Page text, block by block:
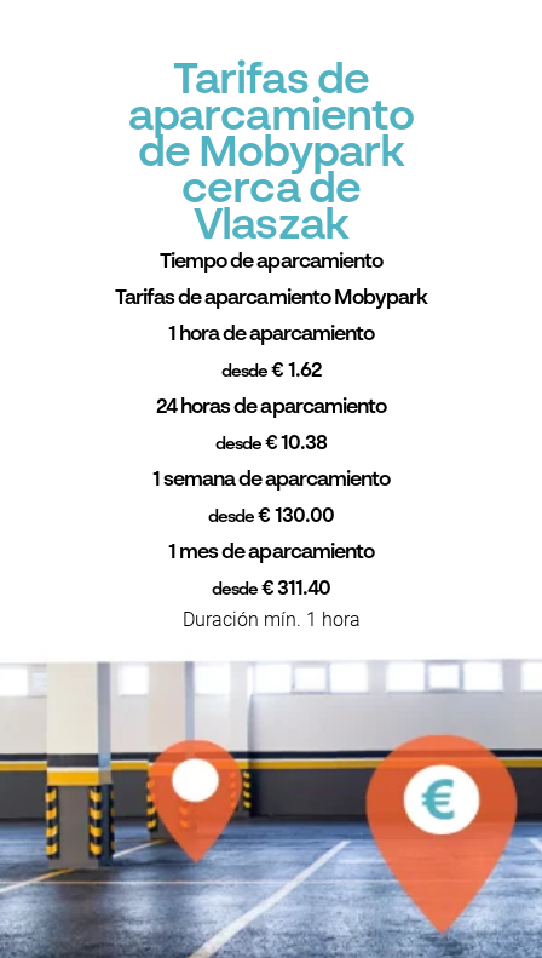
Tarifas de
aparcamiento
de Mobypark
cerca de
Vlaszak
Tiempo de aparcamiento
Tarifas de aparcamiento Mobypark
1 hora de aparcamiento
desde € 1.62
24 horas de aparcamiento
desde€ 10.38
1 semana de aparcamiento
desde € 130.00
1 mes de aparcamiento
desde€ 311.40
Duración mín. 1 hora